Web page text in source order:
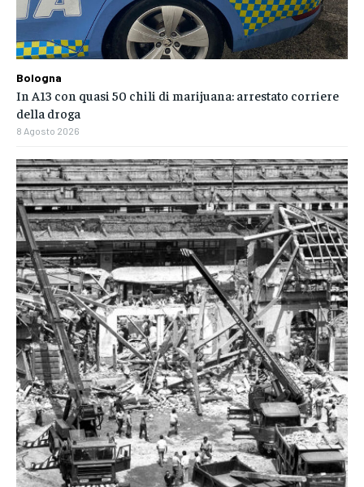
Bologna
In A13 con quasi 50 chili di marijuana: arrestato corriere
della droga
8 Agosto 2026